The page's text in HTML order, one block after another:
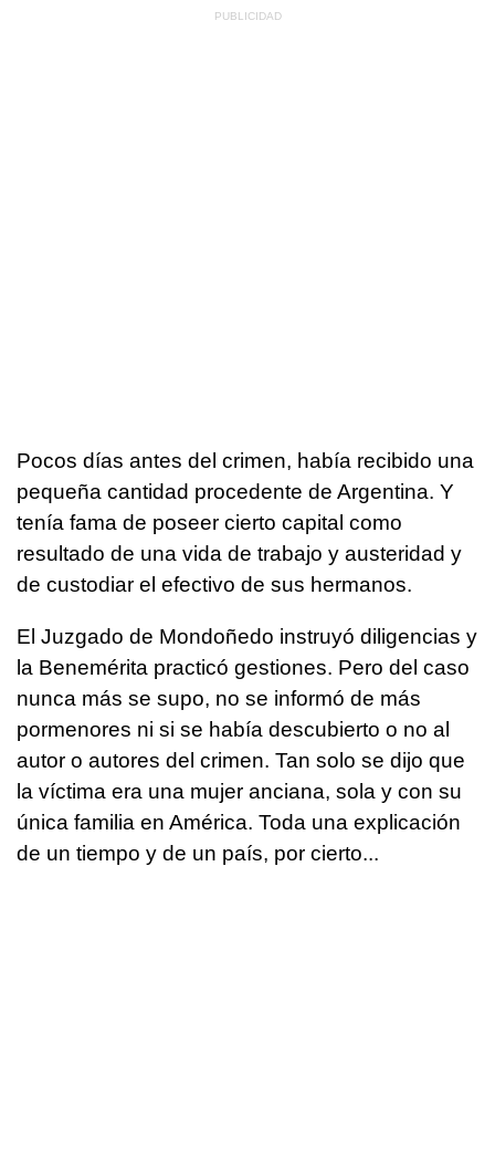
Pocos días antes del crimen, había recibido una
pequeña cantidad procedente de Argentina. Y
tenía fama de poseer cierto capital como
resultado de una vida de trabajo y austeridad y
de custodiar el efectivo de sus hermanos.
El Juzgado de Mondoñedo instruyó diligencias y
la Benemérita practicó gestiones. Pero del caso
nunca más se supo, no se informó de más
pormenores ni si se había descubierto o no al
autor o autores del crimen. Tan solo se dijo que
la víctima era una mujer anciana, sola y con su
única familia en América. Toda una explicación
de un tiempo y de un país, por cierto...